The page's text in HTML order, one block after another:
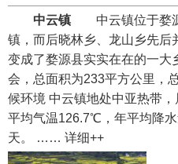
中云镇 中云镇位于婺源
镇，而后晓林乡、龙山乡先后
变成了婺源县实实在在的一大
会，总面积为233平方公里，
候环境 中云镇地处中亚热带
平均气温126.7℃，年平均降
天。 …… 详细++